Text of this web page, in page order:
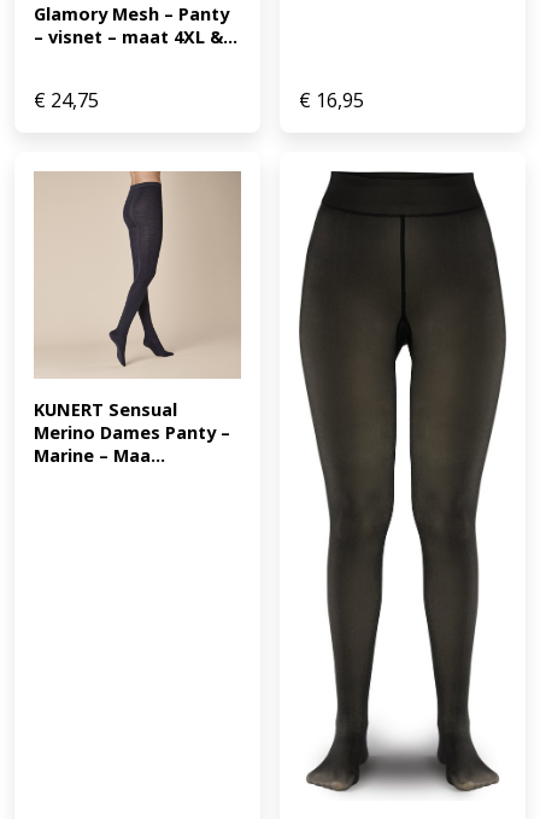
Glamory Mesh – Panty
– visnet – maat 4XL &...
€ 24,75 € 16,95
KUNERT Sensual
Merino Dames Panty –
Marine – Maa...